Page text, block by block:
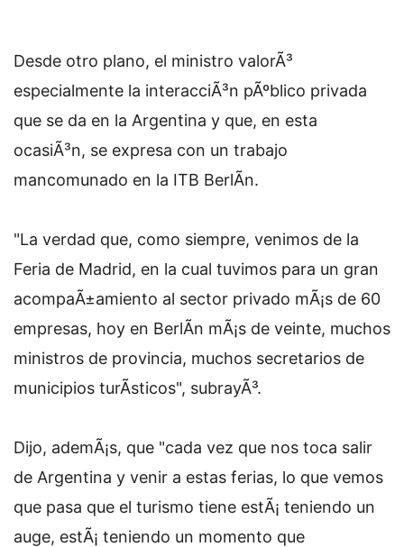
Desde otro plano, el ministro valorÃ³
especialmente la interacciÃ³n pÃºblico privada
que se da en la Argentina y que, en esta
ocasiÃ³n, se expresa con un trabajo
mancomunado en la ITB BerlÃ­n.
"La verdad que, como siempre, venimos de la
Feria de Madrid, en la cual tuvimos para un gran
acompaÃ±amiento al sector privado mÃ¡s de 60
empresas, hoy en BerlÃ­n mÃ¡s de veinte, muchos
ministros de provincia, muchos secretarios de
municipios turÃ­sticos", subrayÃ³.
Dijo, ademÃ¡s, que "cada vez que nos toca salir
de Argentina y venir a estas ferias, lo que vemos
que pasa que el turismo tiene estÃ¡ teniendo un
auge, estÃ¡ teniendo un momento que